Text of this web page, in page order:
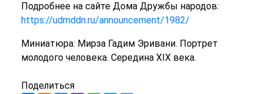
Подробнее на сайте Дома Дружбы народов:
https://udmddn.ru/announcement/1982/
Миниатюра: Мирза Гадим Эривани. Портрет
молодого человека. Середина XIX века.
Поделиться